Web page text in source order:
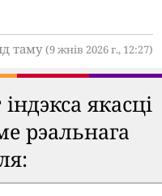
таму(9 жнів 2026 г., 12:27)
якасці
рэальнага